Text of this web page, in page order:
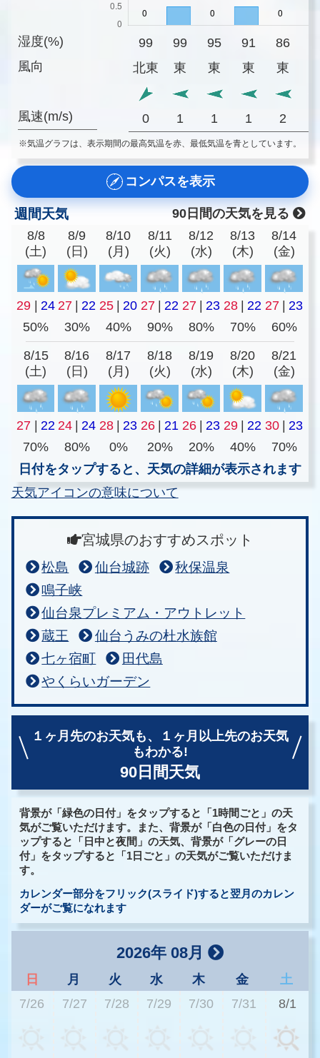
湿度(%)
風向
風速(m/s)
99 99 95 91 86
北東
東 東 東 東
0 1 1 1 2
※気温グラフは、表示期間の最高気温を赤、最低気温を青としています。
コンパスを表示
週間天気
90日間の天気を見る
8/8
(土)
8/9
(日)
8/10
(月)
8/11
(火)
8/12
(水)
8/13
(木)
8/14
(金)
29 24 27 22 25 20 27 22 27 23 28 22 27
23
50%
30% 40% 90% 80% 70% 60%
8/15
(土)
8/16
(日)
8/17
(月)
8/18
(火)
8/19
(水)
8/20
(木)
8/21
(金)
27 22 24 24 28 23 26 21 26 23 29 22 30
23
70%
80% 0% 20% 20% 40%
70%
日付をタップすると、天気の詳細が表示されます
天気アイコンの意味について
宮城県のおすすめスポット
松島 仙台城跡
秋保温泉
鳴子峡
仙台泉プレミアム・アウトレット
蔵王
仙台うみの杜水族館
七ヶ宿町
田代島
やくらいガーデン
１ヶ月先のお天気も、
１ヶ月以上先のお天気
もわかる!
90日間天気
背景が「緑色の日付」をタップすると「1時間ごと」の天
気がご覧いただけます。また、背景が「白色の日付」をタ
ップすると「日中と夜間」の天気、背景が「グレーの日
付」をタップすると「1日ごと」の天気がご覧いただけま
す。
カレンダー部分をフリック(スライド)すると翌月のカレン
ダーがご覧になれます
2026年 08月
日 月 火 水 木 金
土
7/26
7/27 7/28 7/29 7/30 7/31 8/1